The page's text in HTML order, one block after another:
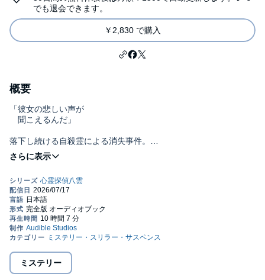
でも退会できます。
￥2,830 で購入
概要
「彼女の悲しい声が
聞こえるんだ」
落下し続ける自殺霊による消失事件。
八雲と晴香の前に現れたのは自称・霊媒師だった。
物語の深淵に踏み込むシリーズ第三弾。
☆☆☆
屋上から落下し続ける地縛霊に取り憑かれた。
そう語る大学生から依頼を受けた八雲と晴香は、
霊が陰惨な事件の被害者だと知った八雲は、
彼女の魂を救おうとするが――。
ミステリー